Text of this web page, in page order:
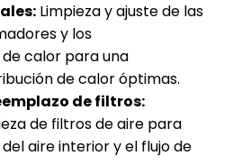
Limpieza y ajuste de las
y los
calor para una
de calor óptimas.
de filtros:
de filtros de aire para
aire interior y el flujo de